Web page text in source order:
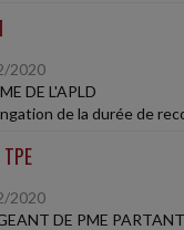
2020
DE L'APLD
de la durée de
2020
DE PME